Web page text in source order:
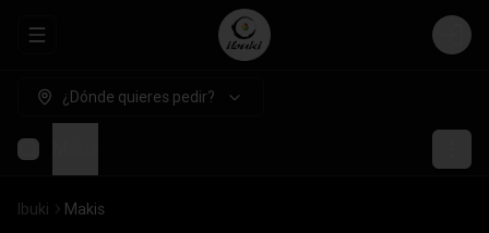
Abrir menu de navegación Login
¿Dónde quieres pedir?
Ibuki Makis